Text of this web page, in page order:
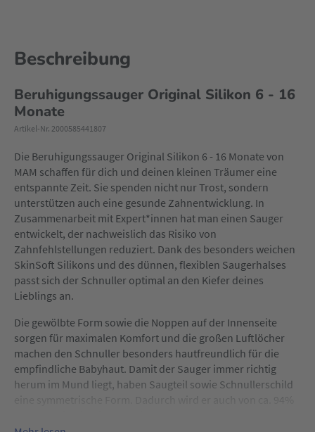
Beschreibung
Beruhigungssauger Original Silikon 6 - 16
Monate
Artikel-Nr. 2000585441807
Die Beruhigungssauger Original Silikon 6 - 16 Monate von
MAM schaffen für dich und deinen kleinen Träumer eine
entspannte Zeit. Sie spenden nicht nur Trost, sondern
unterstützen auch eine gesunde Zahnentwicklung. In
Zusammenarbeit mit Expert*innen hat man einen Sauger
entwickelt, der nachweislich das Risiko von
Zahnfehlstellungen reduziert. Dank des besonders weichen
SkinSoft Silikons und des dünnen, flexiblen Saugerhalses
passt sich der Schnuller optimal an den Kiefer deines
Lieblings an.
Die gewölbte Form sowie die Noppen auf der Innenseite
sorgen für maximalen Komfort und die großen Luftlöcher
machen den Schnuller besonders hautfreundlich für die
empfindliche Babyhaut. Damit der Sauger immer richtig
herum im Mund liegt, haben Saugteil sowie Schnullerschild